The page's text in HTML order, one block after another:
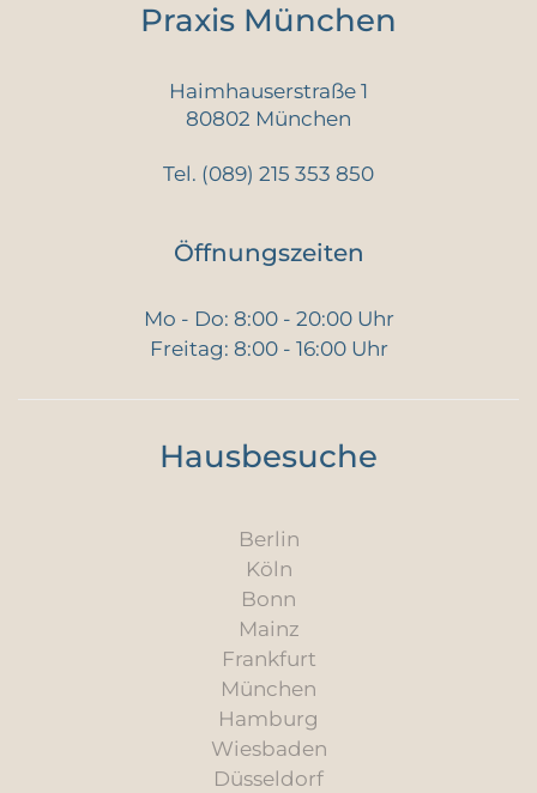
Praxis München
Haimhauserstraße 1
80802 München
Tel. (089) 215 353 850
Öffnungszeiten
Mo - Do: 8:00 - 20:00 Uhr
Freitag: 8:00 - 16:00 Uhr
Hausbesuche
Berlin
Köln
Bonn
Mainz
Frankfurt
München
Hamburg
Wiesbaden
Düsseldorf